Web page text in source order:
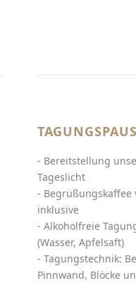
- Bereitstellung
Tageslicht
- Begrüßungskaffee
inklusive
- Alkoholfreie
(Wasser, Apfelsaft)
- Tagungstechnik:
Pinnwand, Blöcke